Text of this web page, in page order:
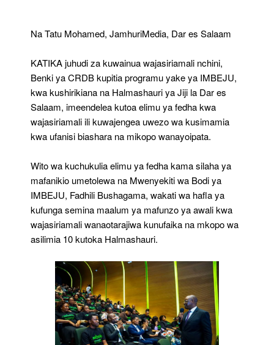
Fedha
Kwa
Na Tatu Mohamed, JamhuriMedia, Dar es Salaam
KATIKA juhudi za kuwainua wajasiriamali nchini,
Benki ya CRDB kupitia programu yake ya IMBEJU,
kwa kushirikiana na Halmashauri ya Jiji la Dar es
Salaam, imeendelea kutoa elimu ya fedha kwa
wajasiriamali ili kuwajengea uwezo wa kusimamia
kwa ufanisi biashara na mikopo wanayoipata.
Wito wa kuchukulia elimu ya fedha kama silaha ya
mafanikio umetolewa na Mwenyekiti wa Bodi ya
IMBEJU, Fadhili Bushagama, wakati wa hafla ya
kufunga semina maalum ya mafunzo ya awali kwa
wajasiriamali wanaotarajiwa kunufaika na mkopo wa
asilimia 10 kutoka Halmashauri.